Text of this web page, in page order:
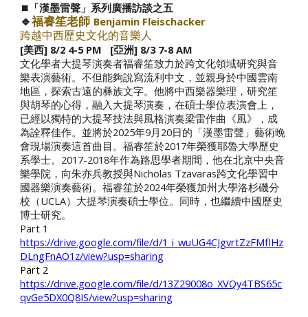
⏹️「漢墨雷聲」系列廣播訪談之五
🔹福睿笙老師 Benjamin Fleischacker
跨越中西歷史文化的音樂人
[美西] 8/2 4-5 PM [亞洲] 8/3 7-8 AM
文化學者大提琴演奏者福睿笙致力於跨文化領域研究與音
樂表演藝術。不但能夠說寫流利中文，並親身於中國雲南
地區，探索古遠的彝族文字。他將中西樂器樂理，研究笙
與胡琴的心得，融入大提琴演奏，在碩士學位表演會上，
已經以獨特的大提琴技法與風格演奏梁雷作曲《風》，成
為詮釋佳作。並將於2025年9月20日的「漢墨雷聲」藝術晚
會現場演奏這首曲目。福睿笙於2017年榮獲耶魯大學歷史
系學士。2017-2018年作為路思學者期間，他在北京中央音
樂學院，向朱亦兵教授與Nicholas Tzavaras跨文化學習中
國器樂演奏藝術。福睿笙於2024年榮獲加州大學洛杉磯分
校（UCLA）大提琴演奏碩士學位。同時，也繼續中國歷史
博士研究。
Part 1
https://drive.google.com/file/d/1_i_wuUG4CJgvrtZzFMfIHz
DLngFnAO1z/view?usp=sharing
Part 2
https://drive.google.com/file/d/13Z29008o_XVQy4TBS65c
qvGe5DX0Q8IS/view?usp=sharing